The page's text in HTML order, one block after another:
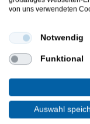
einsetzen?
Molen oder
ausreichend
Auf jeden Fall.
musst du keine
von uns verwendeten
Notwendig
Funktional
Auswahl